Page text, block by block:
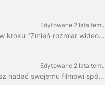
Edytowane 2 lata temu
W Wave.video można łatwo zmienić rozmiar wideo do różnych proporcji. W edytorze w kroku "Zmień rozmiar wideo" można wybrać nowy format dla...
Edytowane 2 lata temu
Filtr kolorów to nakładka, którą można dodać do filmów. Jest to przydatne, gdy chcesz nadać swojemu filmowi spójny, markowy wygląd i sprawić, by...